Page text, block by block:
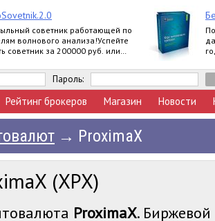
советник работающей по
волнового анализа!Успейте
советник за 200000 руб. или
Пароль:
Рейтинг брокеров Магазин Новости
→ ProximaX
(XPX)
ProximaX.